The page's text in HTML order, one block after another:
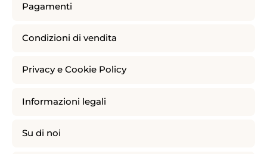
Pagamenti
Condizioni di vendita
Privacy e Cookie Policy
Informazioni legali
Su di noi